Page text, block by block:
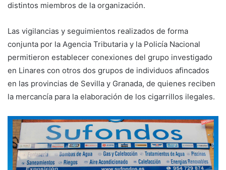
distintos miembros de la organización.
Las vigilancias y seguimientos realizados de forma
conjunta por la Agencia Tributaria y la Policía Nacional
permitieron establecer conexiones del grupo investigado
en Linares con otros dos grupos de individuos afincados
en las provincias de Sevilla y Granada, de quienes reciben
la mercancía para la elaboración de los cigarrillos ilegales.